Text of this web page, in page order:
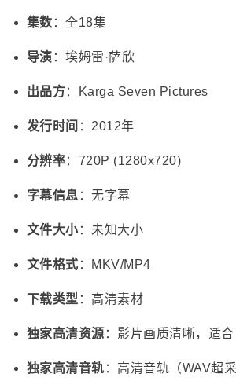
视
集数 ：全18集
导演 ：埃姆雷·萨欣
出品方：Karga Seven Pictures
发行时间 ：2012年
分辨率：720P (1280x720)
字幕信息 ：无字幕
文件大小：未知大小
文件格式 ：MKV/MP4
下载类型 ：高清素材
独家高清资源 ：影片画质清晰，适
独家高清音轨 ：高清音轨（WAV超